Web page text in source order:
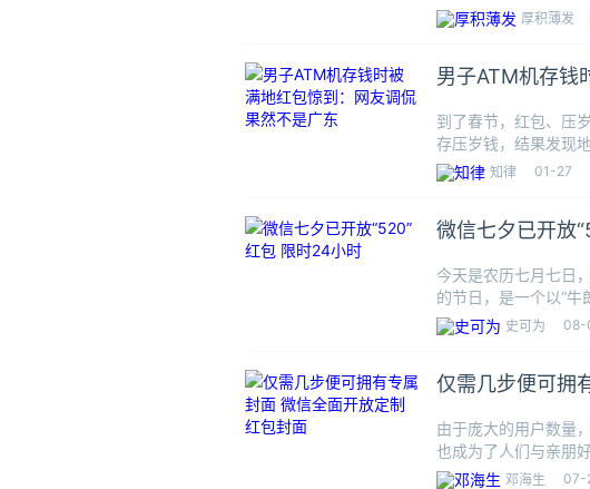
大屏幕里
厚积薄发
男子ATM机存钱
到了春节，红包、压
存压岁钱，结果发现
垃圾桶。对此
知律 01-27
微信七夕已开放
今天是农历七月七日
的节日，是一个以“
日。相传每年七月
史可为 08-
仅需几步便可拥
由于庞大的用户数量
也成为了人们与亲朋
限时免费制作微
邓海生 07-